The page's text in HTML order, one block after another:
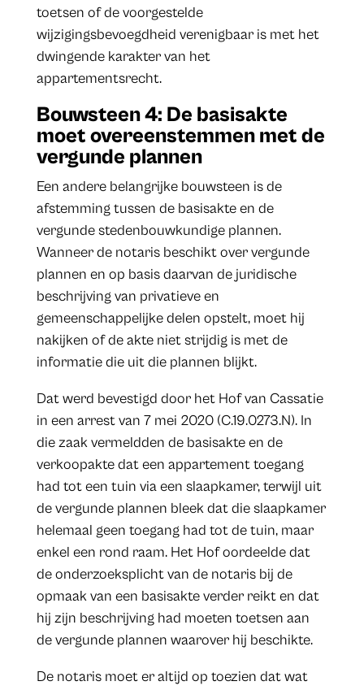
toetsen of de voorgestelde
wijzigingsbevoegdheid verenigbaar is met het
dwingende karakter van het
appartementsrecht.
Bouwsteen 4: De basisakte
moet overeenstemmen met de
vergunde plannen
Een andere belangrijke bouwsteen is de
afstemming tussen de basisakte en de
vergunde stedenbouwkundige plannen.
Wanneer de notaris beschikt over vergunde
plannen en op basis daarvan de juridische
beschrijving van privatieve en
gemeenschappelijke delen opstelt, moet hij
nakijken of de akte niet strijdig is met de
informatie die uit die plannen blijkt.
Dat werd bevestigd door het Hof van Cassatie
in een arrest van 7 mei 2020 (C.19.0273.N). In
die zaak vermeldden de basisakte en de
verkoopakte dat een appartement toegang
had tot een tuin via een slaapkamer, terwijl uit
de vergunde plannen bleek dat die slaapkamer
helemaal geen toegang had tot de tuin, maar
enkel een rond raam. Het Hof oordeelde dat
de onderzoeksplicht van de notaris bij de
opmaak van een basisakte verder reikt en dat
hij zijn beschrijving had moeten toetsen aan
de vergunde plannen waarover hij beschikte.
De notaris moet er altijd op toezien dat wat